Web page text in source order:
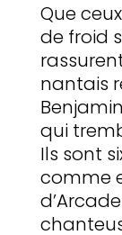
Que
de froid
nantais
qui
Ils sont
comme